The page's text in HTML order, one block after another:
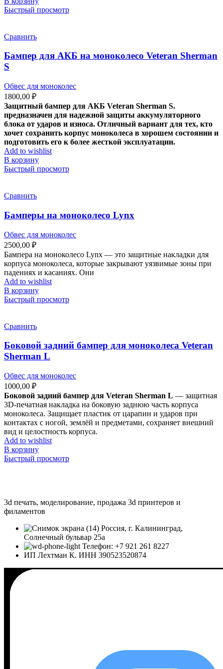
Быстрый просмотр
Сравнить
Бампер для АКБ на моноколесо Veteran Sherman
S
Обвес для моноколес
1800,00 ₽
Защитный бампер для АКБ Veteran Sherman S.
предназначен для надежной защиты аккумуляторного
блока от ударов и износа. Отличный вариант для тех, кто
хочет сохранить корпус моноколеса в хорошем состоянии и
подготовить его к более жесткой эксплуатации.
Add to wishlist
В корзину
Быстрый просмотр
Сравнить
Бамперы на моноколесо Lynx
Обвес для моноколес
2500,00 ₽
Бампера на моноколесо Lynx — это защитные накладки для
корпуса моноколеса, которые закрывают уязвимые зоны при
падениях и касаниях. Они
Add to wishlist
В корзину
Быстрый просмотр
Сравнить
Боковой задний бампер для моноколеса Veteran
Sherman L
Обвес для моноколес
1000,00 ₽
Боковой задний бампер для Veteran Sherman L — защитная
3D‑печатная накладка на боковую заднюю часть корпуса
моноколеса. Защищает пластик от царапин и ударов при
контактах с ногой, землёй и предметами, сохраняет внешний
вид и целостность корпуса.
Add to wishlist
В корзину
Быстрый просмотр
3d печать, моделирование, продажа 3d принтеров и
филаментов
Россия, г. Калининград,
Солнечный бульвар 25а
Телефон: +7 921 261 8227
ИП Лехтман К. ИНН 390523520874